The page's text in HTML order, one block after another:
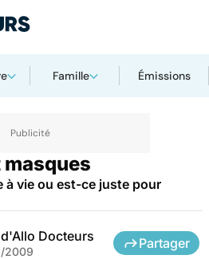
Famille Émissions
à vie ou est-ce juste pour
Docteurs
2009
Partager